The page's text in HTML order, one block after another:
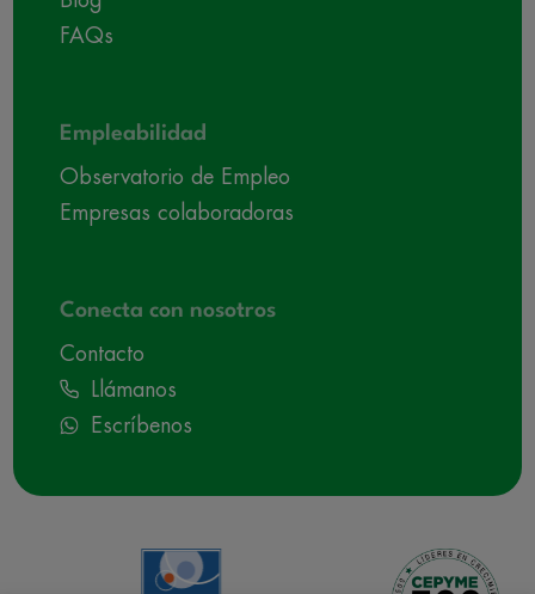
FAQs
Empleabilidad
Observatorio de Empleo
Empresas colaboradoras
Conecta con nosotros
Contacto
Llámanos
Escríbenos